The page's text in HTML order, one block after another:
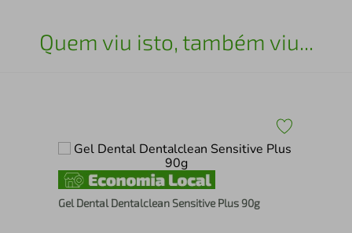
Quem viu isto, também viu...
Gel Dental Dentalclean Sensitive Plus 90g